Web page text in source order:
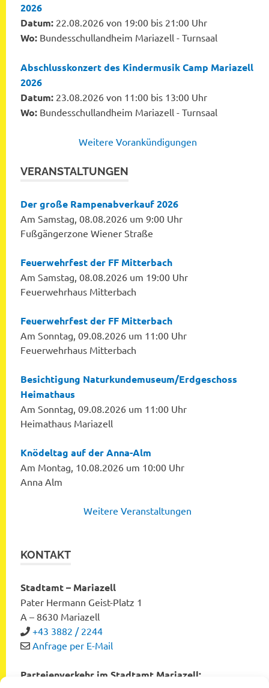
2026
Datum: 22.08.2026 von 19:00 bis 21:00 Uhr
Wo: Bundesschullandheim Mariazell - Turnsaal
Abschlusskonzert des Kindermusik Camp Mariazell
2026
Datum: 23.08.2026 von 11:00 bis 13:00 Uhr
Wo: Bundesschullandheim Mariazell - Turnsaal
Weitere Vorankündigungen
VERANSTALTUNGEN
Der große Rampenabverkauf 2026
Am Samstag, 08.08.2026 um 9:00 Uhr
Fußgängerzone Wiener Straße
Feuerwehrfest der FF Mitterbach
Am Samstag, 08.08.2026 um 19:00 Uhr
Feuerwehrhaus Mitterbach
Feuerwehrfest der FF Mitterbach
Am Sonntag, 09.08.2026 um 11:00 Uhr
Feuerwehrhaus Mitterbach
Besichtigung Naturkundemuseum/Erdgeschoss
Heimathaus
Am Sonntag, 09.08.2026 um 11:00 Uhr
Heimathaus Mariazell
Knödeltag auf der Anna-Alm
Am Montag, 10.08.2026 um 10:00 Uhr
Anna Alm
Weitere Veranstaltungen
KONTAKT
Stadtamt – Mariazell
Pater Hermann Geist-Platz 1
A – 8630 Mariazell
+43 3882 / 2244
Anfrage per E-Mail
Parteienverkehr im Stadtamt Mariazell: